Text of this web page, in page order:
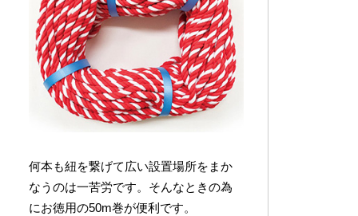
何本も紐を繋げて広い設置場所をまか
なうのは一苦労です。そんなときの為
にお徳用の50m巻が便利です。